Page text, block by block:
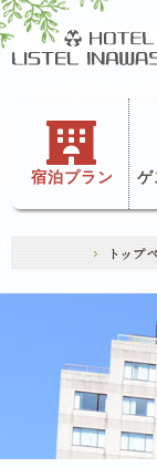
宿泊プラン